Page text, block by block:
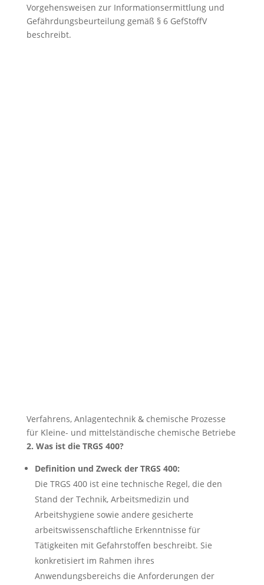
Vorgehensweisen zur Informationsermittlung und
Gefährdungsbeurteilung gemäß § 6 GefStoffV
beschreibt.
Verfahrens, Anlagentechnik & chemische Prozesse
für Kleine- und mittelständische chemische Betriebe
2. Was ist die TRGS 400?
Definition und Zweck der TRGS 400:
Die TRGS 400 ist eine technische Regel, die den
Stand der Technik, Arbeitsmedizin und
Arbeitshygiene sowie andere gesicherte
arbeitswissenschaftliche Erkenntnisse für
Tätigkeiten mit Gefahrstoffen beschreibt. Sie
konkretisiert im Rahmen ihres
Anwendungsbereichs die Anforderungen der